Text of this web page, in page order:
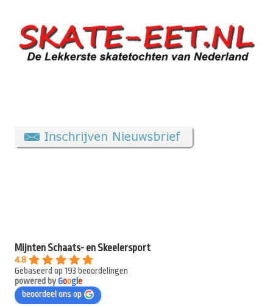
Mijnten Schaats- en Skeelersport
4.8
Gebaseerd op 193 beoordelingen
powered byGooge
beoordeel ons op